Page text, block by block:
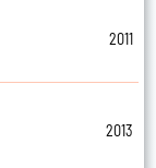
2011
2013